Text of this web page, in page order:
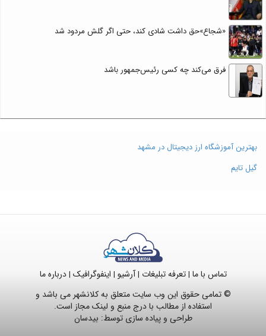
«شجاع»حق داشت شادی کند، حتی اگر گلش مردود شد
فرق می‌کند چه کسی رئیس‌جمهور باشد
بهترین آموزشگاه ارز دیجیتال در مشهد
گیل تایم
تماس با ما |تعرفه تبلیغات |آرشیو | اینفوگرافیک |درباره ما
© تمامی حقوق این وب سایت متعلق به کلانشهر می باشد و
استفاده از مطالب با درج منبع و لینک مجاز است.
طراحی و پیاده سازی توسط: بیدسان